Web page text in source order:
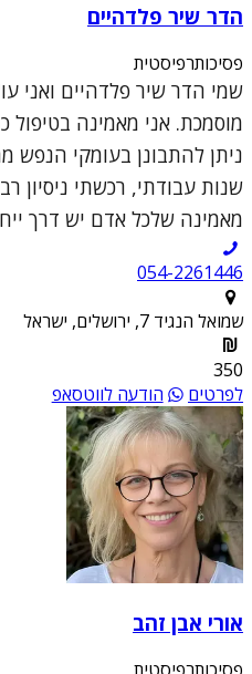
הדר שיר פלדהיים
פסיכותרפיסטית
שמי הדר שיר פלדהיים ואני
מוסמכת. אני מאמינה
ניתן להתבונן בעומקי הנפש
שנות עבודתי, רכשתי ניסיון
מאמינה שלכל אדם יש דרך
054-2261446
שמואל הנגיד 7, ירושלים, ישראל
350
לפרטים
הודעה לווטסאפ
אורי אבן זהב